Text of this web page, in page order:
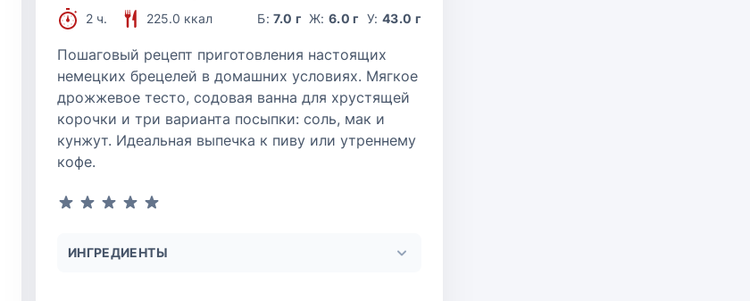
2 ч. 225.0 ккал Б:7.0 г Ж:6.0 г У: 43.0 г
Пошаговый рецепт приготовления настоящих
немецких брецелей в домашних условиях. Мягкое
дрожжевое тесто, содовая ванна для хрустящей
корочки и три варианта посыпки: соль, мак и
кунжут. Идеальная выпечка к пиву или утреннему
кофе.
ИНГРЕДИЕНТЫ